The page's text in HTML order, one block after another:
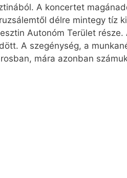
A koncertet
délre mintegy tíz
Autonóm Terület
A szegénység, a
mára azonban